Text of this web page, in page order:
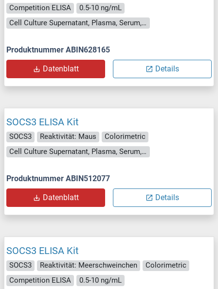
Competition ELISA
0.5-10 ng/mL
Cell Culture Supernatant, Plasma, Serum, Tissue Homogenate
Produktnummer ABIN628165
Datenblatt Details
SOCS3 ELISA Kit
SOCS3 Reaktivität: Maus
Colorimetric
Cell Culture Supernatant, Plasma, Serum, Tissue Homogenate
Produktnummer ABIN512077
Datenblatt Details
SOCS3 ELISA Kit
SOCS3 Reaktivität: Meerschweinchen
Colorimetric
Competition ELISA
0.5-10 ng/mL